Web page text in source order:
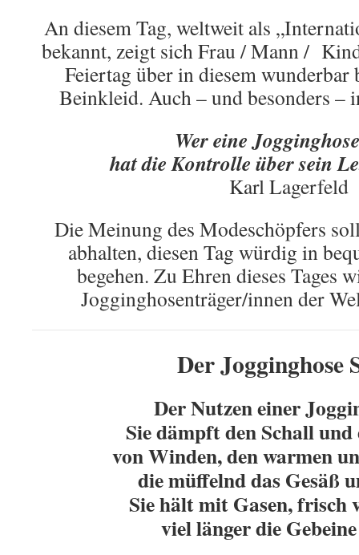
An diesem Tag, weltweit als
bekannt, zeigt sich Frau / Mann /
Feiertag über in diesem wunderbar
Beinkleid. Auch – und besonders –
Wer eine
hat die Kontrolle über sein
Karl Lagerfeld
Die Meinung des Modeschöpfers
abhalten, diesen Tag würdig in
begehen. Zu Ehren dieses Tages
Jogginghosenträger/innen der
Der Jogginghose
Der Nutzen einer
Sie dämpft den Schall und
von Winden, den warmen
die müffelnd das Gesäß
Sie hält mit Gasen, frisch
viel länger die